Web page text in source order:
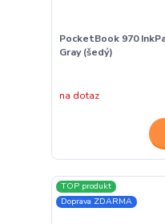
PocketBook 970
Gray (šedý)
na dotaz
TOP produkt
Doprava ZDARMA